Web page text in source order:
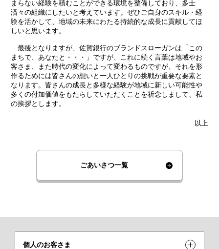
まらない経験を積むことができる環境を整備しており、多士
済々の組織にしたいと考えています。ぜひご自身のスキル・経
験を活かして、地域の未来にわたる持続的な成長に貢献してほ
しいと思います。
最後となりますが、佐賀銀行のブランドスローガンは「この
まちで、あなたと・・・」ですが、これに続く言葉は地域やお
客さま、また時代の変化によって変わるものですが、それを形
作るためには皆さんの想いと一人ひとりの挑戦が重要な要素と
なります。皆さんの成長と多様な経験が地域に新しい可能性や
多くの付加価値をもたらしていただくことを祈念しまして、私
の挨拶とします。
以上
ごあいさつ一覧
個人のお客さま